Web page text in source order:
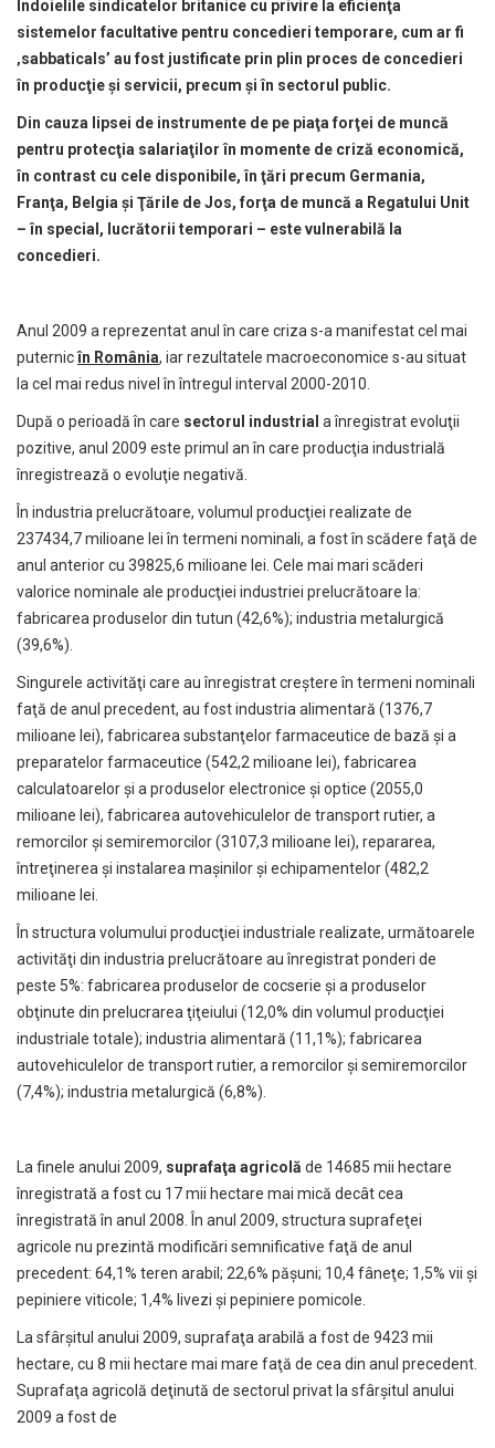
Îndoielile sindicatelor britanice cu privire la eficienţa
sistemelor facultative pentru concedieri temporare, cum ar fi
‚sabbaticals’ au fost justificate prin plin proces de concedieri
în producţie şi servicii, precum şi în sectorul public.
Din cauza lipsei de instrumente de pe piaţa forţei de muncă
pentru protecţia salariaţilor în momente de criză economică,
în contrast cu cele disponibile, în ţări precum Germania,
Franţa, Belgia şi Ţările de Jos, forţa de muncă a Regatului Unit
– în special, lucrătorii temporari – este vulnerabilă la
concedieri.
Anul 2009 a reprezentat anul în care criza s-a manifestat cel mai
puternicîn România, iar rezultatele macroeconomice s-au situat
la cel mai redus nivel în întregul interval 2000-2010.
După o perioadă în care sectorul industrial a înregistrat evoluţii
pozitive, anul 2009 este primul an în care producţia industrială
înregistrează o evoluţie negativă.
În industria prelucrătoare, volumul producţiei realizate de
237434,7 milioane lei în termeni nominali, a fost în scădere faţă de
anul anterior cu 39825,6 milioane lei. Cele mai mari scăderi
valorice nominale ale producţiei industriei prelucrătoare la:
fabricarea produselor din tutun (42,6%); industria metalurgică
(39,6%).
Singurele activităţi care au înregistrat creştere în termeni nominali
faţă de anul precedent, au fost industria alimentară (1376,7
milioane lei), fabricarea substanţelor farmaceutice de bază şi a
preparatelor farmaceutice (542,2 milioane lei), fabricarea
calculatoarelor şi a produselor electronice şi optice (2055,0
milioane lei), fabricarea autovehiculelor de transport rutier, a
remorcilor şi semiremorcilor (3107,3 milioane lei), repararea,
întreţinerea şi instalarea maşinilor şi echipamentelor (482,2
milioane lei.
În structura volumului producţiei industriale realizate, următoarele
activităţi din industria prelucrătoare au înregistrat ponderi de
peste 5%: fabricarea produselor de cocserie şi a produselor
obţinute din prelucrarea ţiţeiului (12,0% din volumul producţiei
industriale totale); industria alimentară (11,1%); fabricarea
autovehiculelor de transport rutier, a remorcilor şi semiremorcilor
(7,4%); industria metalurgică (6,8%).
La finele anului 2009, suprafaţa agricolă de 14685 mii hectare
înregistrată a fost cu 17 mii hectare mai mică decât cea
înregistrată în anul 2008. În anul 2009, structura suprafeţei
agricole nu prezintă modificări semnificative faţă de anul
precedent: 64,1% teren arabil; 22,6% păşuni; 10,4 fâneţe; 1,5% vii şi
pepiniere viticole; 1,4% livezi şi pepiniere pomicole.
La sfârşitul anului 2009, suprafaţa arabilă a fost de 9423 mii
hectare, cu 8 mii hectare mai mare faţă de cea din anul precedent.
Suprafaţa agricolă deţinută de sectorul privat la sfârşitul anului
2009 a fost de